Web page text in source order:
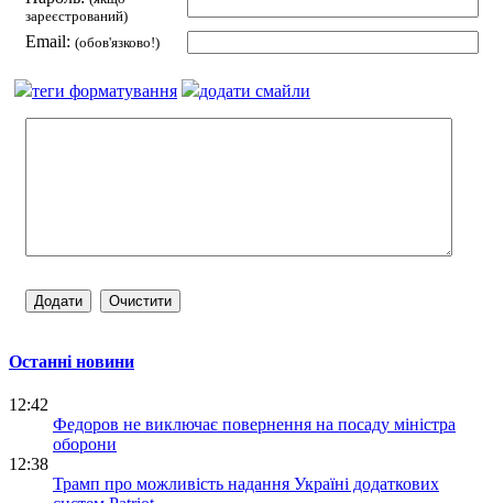
зареєстрований)
Email: (обов'язково!)
теги форматування додати смайли
Останні новини
12:42
Федоров не виключає повернення на посаду міністра
оборони
12:38
Трамп про можливість надання Україні додаткових